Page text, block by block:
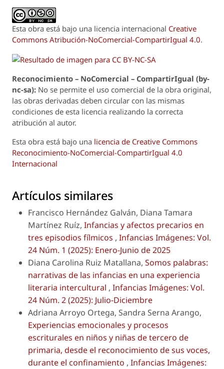
Esta obra está bajo una licencia internacional Creative
Commons Atribución-NoComercial-CompartirIgual 4.0.
Reconocimiento – NoComercial – CompartirIgual (by-
nc-sa): No se permite el uso comercial de la obra original,
las obras derivadas deben circular con las mismas
condiciones de esta licencia realizando la correcta
atribución al autor.
Esta obra está bajo una licencia de Creative Commons
Reconocimiento-NoComercial-CompartirIgual 4.0
Internacional
Artículos similares
Francisco Hernández Galván, Diana Tamara
Martínez Ruíz, Infancias y afectos precarios en
tres episodios fílmicos , Infancias Imágenes: Vol.
24 Núm. 1 (2025): Enero-Junio de 2025
Diana Carolina Ruiz Matallana, Somos palabras:
narrativas de las infancias en una experiencia
literaria intercultural , Infancias Imágenes: Vol.
24 Núm. 2 (2025): Julio-Diciembre
Adriana Arroyo Ortega, Sandra Serna Arango,
Experiencias emocionales y procesos
escriturales en niños y niñas de tercero de
primaria, desde el reconocimiento de sus voces,
durante el confinamiento , Infancias Imágenes: